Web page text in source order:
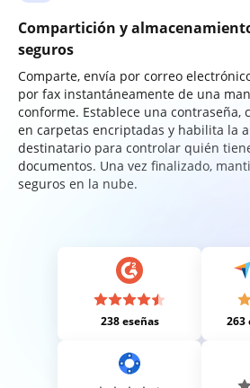
Compartición y
seguros
Comparte, envía por correo
por fax instantáneamente de una
conforme. Establece una contraseña,
en carpetas encriptadas y habilita la
destinatario para controlar quién
documentos. Una vez finalizado,
seguros en la nube.
238 eseñas 263